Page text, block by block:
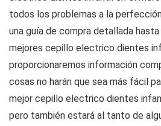
todos los problemas a la
una guía de compra detallada
mejores cepillo electrico dientes
proporcionaremos información
cosas no harán que sea más fácil
mejor cepillo electrico dientes
pero también estará al tanto de